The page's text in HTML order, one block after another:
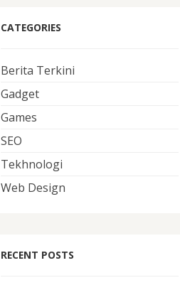
CATEGORIES
Berita Terkini
Gadget
Games
SEO
Tekhnologi
Web Design
RECENT POSTS